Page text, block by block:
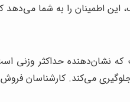
اطمینان را به شما می‌دهد
نشان‌دهنده حداکثر وزنی
می‌کند. کارشناسان فروش